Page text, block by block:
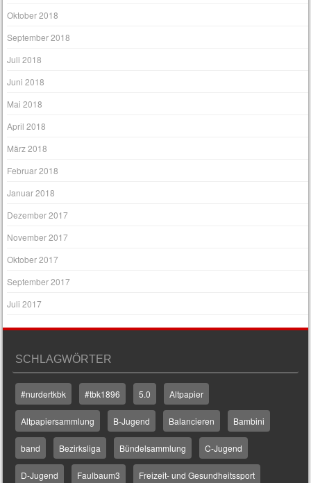
Oktober 2018
September 2018
Juli 2018
Juni 2018
Mai 2018
April 2018
März 2018
Februar 2018
Januar 2018
Dezember 2017
November 2017
Oktober 2017
September 2017
Juli 2017
SCHLAGWÖRTER
#nurdertkbk #tbk1896 5.0 Altpapier
Altpapiersammlung B-Jugend Balancieren Bambini
band Bezirksliga Bündelsammlung C-Jugend
D-Jugend Faulbaum3 Freizeit- und Gesundheitssport